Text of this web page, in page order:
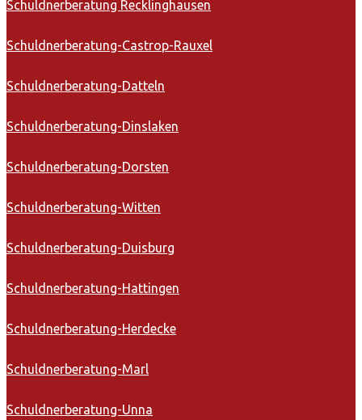
Schuldnerberatung Recklinghausen
Schuldnerberatung-Castrop-Rauxel
Schuldnerberatung-Datteln
Schuldnerberatung-Dinslaken
Schuldnerberatung-Dorsten
Schuldnerberatung-Witten
Schuldnerberatung-Duisburg
Schuldnerberatung-Hattingen
Schuldnerberatung-Herdecke
Schuldnerberatung-Marl
Schuldnerberatung-Unna